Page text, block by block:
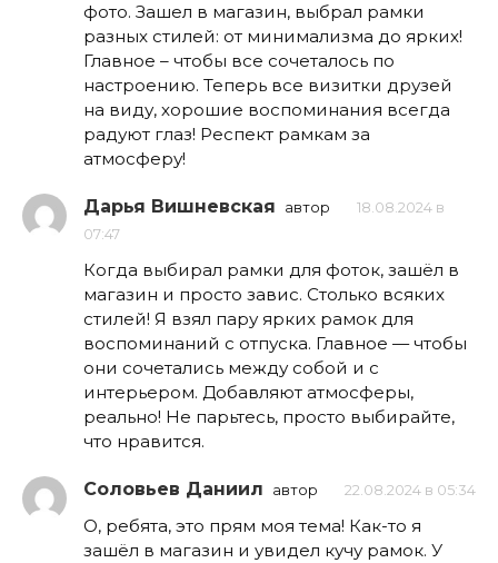
фото. Зашел в магазин, выбрал рамки
разных стилей: от минимализма до ярких!
Главное – чтобы все сочеталось по
настроению. Теперь все визитки друзей
на виду, хорошие воспоминания всегда
радуют глаз! Респект рамкам за
атмосферу!
Дарья Вишневская автор
18.08.2024 в
07:47
Когда выбирал рамки для фоток, зашёл в
магазин и просто завис. Столько всяких
стилей! Я взял пару ярких рамок для
воспоминаний с отпуска. Главное — чтобы
они сочетались между собой и с
интерьером. Добавляют атмосферы,
реально! Не парьтесь, просто выбирайте,
что нравится.
Соловьев Даниил автор 22.08.2024 в 05:34
О, ребята, это прям моя тема! Как-то я
зашёл в магазин и увидел кучу рамок. У